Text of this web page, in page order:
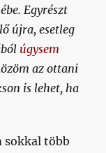
Egyrészt
újra, esetleg
úgysem
az ottani
is lehet, ha
sokkal több